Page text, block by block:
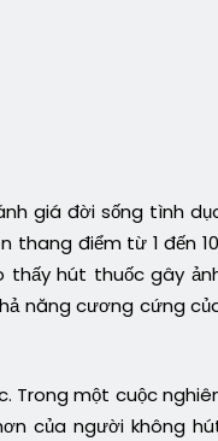
giá đời sống tình
thang điểm từ 1 đến
thấy hút thuốc gây
năng cương cứng
Trong một cuộc
của người không